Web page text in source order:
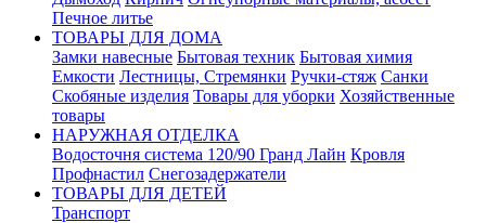
Печное литье
ТОВАРЫ ДЛЯ ДОМА
Замки навесные Бытовая техник Бытовая химия
Емкости Лестницы, Стремянки Ручки-стяж Санки
Скобяные изделия Товары для уборки Хозяйственные
товары
НАРУЖНАЯ ОТДЕЛКА
Водосточня система 120/90 Гранд Лайн Кровля
Профнастил Снегозадержатели
ТОВАРЫ ДЛЯ ДЕТЕЙ
Транспорт